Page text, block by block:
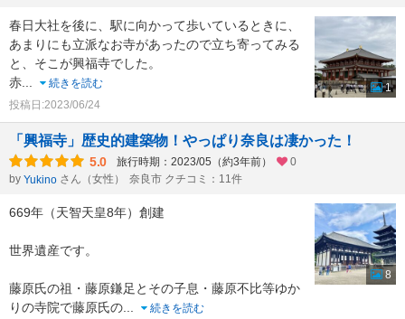
春日大社を後に、駅に向かって歩いているときに、
あまりにも立派なお寺があったので立ち寄ってみる
と、そこが興福寺でした。
赤
続きを読む
投稿日:2023/06/24
1
「興福寺」歴史的建築物！やっぱり奈良は凄かった！
5.0 旅行時期：2023/05（約3年前）
0
by Yukino さん（女性） 奈良市 クチコミ：11件
669年（天智天皇8年）創建
世界遺産です。
藤原氏の祖・藤原鎌足とその子息・藤原不比等ゆか
りの寺院で藤原氏の
続きを読む
8